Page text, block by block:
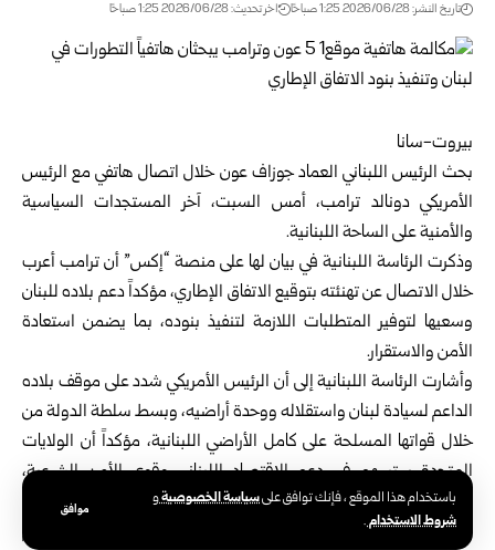
باستخدام هذا الموقع ، فإنك توافق علىسياسة الخصوصيةو
شروط الاستخدام.
موافق
تاريخ النشر: 2026/06/28 1:25 صباحًا اخر تحديث: 2026/06/28 1:25 صباحًا
بيروت-سانا
بحث الرئيس اللبناني العماد جوزاف عون خلال اتصال هاتفي مع الرئيس
الأمريكي دونالد ترامب، أمس السبت، آخر المستجدات السياسية
والأمنية على الساحة اللبنانية.
وذكرت الرئاسة اللبنانية في بيان لها على منصة “إكس” أن ترامب أعرب
خلال الاتصال عن تهنئته بتوقيع الاتفاق الإطاري، مؤكداً دعم بلاده للبنان
وسعيها لتوفير المتطلبات اللازمة لتنفيذ بنوده، بما يضمن استعادة
الأمن والاستقرار.
وأشارت الرئاسة اللبنانية إلى أن الرئيس الأمريكي شدد على موقف بلاده
الداعم لسيادة لبنان واستقلاله ووحدة أراضيه، وبسط سلطة الدولة من
خلال قواتها المسلحة على كامل الأراضي اللبنانية، مؤكداً أن الولايات
المتحدة ستسهم في دعم الاقتصاد اللبناني وقوى الأمن الشرعية،
لتمكين لبنان من استعادة دوره في محيطه والعالم.
من جهته، أعرب الرئيس عون عن شكره للموقف الأمريكي الداعم